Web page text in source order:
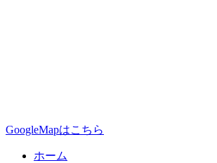
GoogleMapはこちら
ホーム